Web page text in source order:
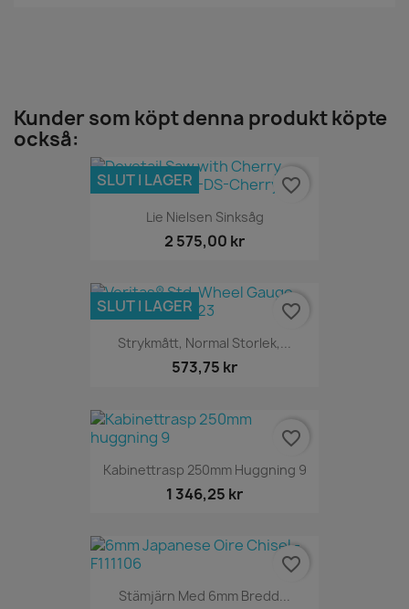
Kunder som köpt denna produkt köpte
också:
Lie Nielsen Sinksåg
2 575,00 kr
SLUT I LAGER favorite_border
Strykmått, Normal Storlek,...
573,75 kr
SLUT I LAGER favorite_border
Kabinettrasp 250mm Huggning 9
1 346,25 kr
favorite_border
Stämjärn Med 6mm Bredd...
favorite_border